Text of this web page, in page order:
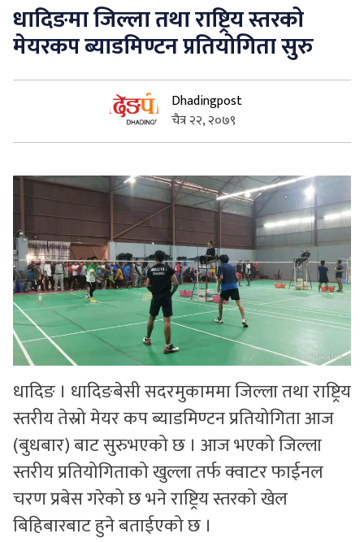
कृषि/सहकारी
साहित्य / संस्कृति
सुचनाहरु
स्वास्थ्य
भिडियो
धादिङमा जिल्ला तथा राष्ट्रिय स्तरको
मेयरकप ब्याडमिण्टन प्रतियोगिता सुरु
Dhadingpost
चैत्र २२, २०७९
धादिङ । धादिङबेसी सदरमुकाममा जिल्ला तथा राष्ट्रिय
स्तरीय तेस्रो मेयर कप ब्याडमिण्टन प्रतियोगिता आज
(बुधबार) बाट सुरुभएको छ । आज भएको जिल्ला
स्तरीय प्रतियोगिताको खुल्ला तर्फ क्वाटर फाईनल
चरण प्रबेस गरेको छ भने राष्ट्रिय स्तरको खेल
बिहिबारबाट हुने बताईएको छ ।